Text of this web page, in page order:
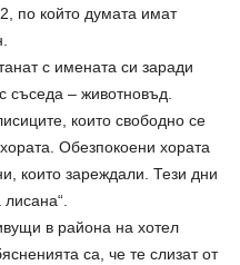
по който думата имат
с имената си заради
съседа – животновъд.
които свободно се
Обезпокоени хората
които зареждали. Тези дни
в района на хотел
са, че те слизат от